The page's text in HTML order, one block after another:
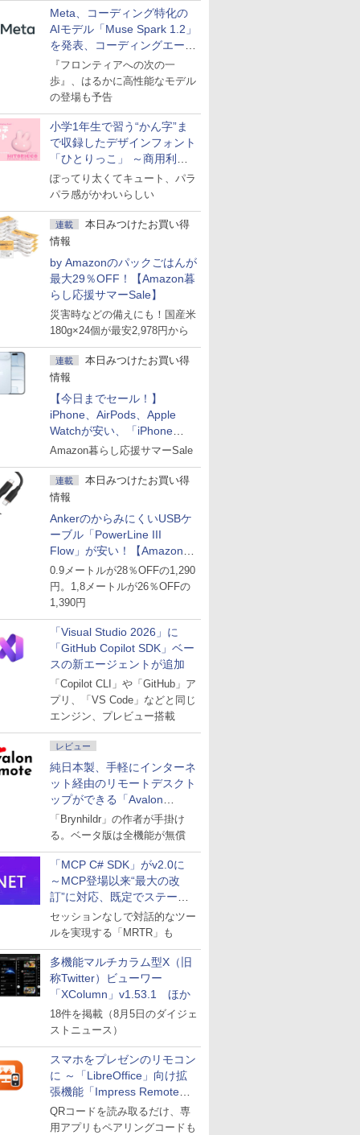
Meta、コーディング特化の
AIモデル「Muse Spark 1.2」
を発表、コーディングエージ
ェント「Muse Code」も
『フロンティアへの次の一
歩』、はるかに高性能なモデル
の登場も予告
小学1年生で習う“かん字”ま
で収録したデザインフォント
「ひとりっこ」 ～商用利用
OK
ぽってり太くてキュート、パラ
パラ感がかわいらしい
連載
本日みつけたお買い得
情報
by Amazonのパックごはんが
最大29％OFF！【Amazon暮
らし応援サマーSale】
災害時などの備えにも！国産米
180g×24個が最安2,978円から
連載
本日みつけたお買い得
情報
【今日までセール！】
iPhone、AirPods、Apple
Watchが安い、「iPhone
Air」256GB版が139,800円な
Amazon暮らし応援サマーSale
連載
本日みつけたお買い得
情報
AnkerのからみにくいUSBケ
ーブル「PowerLine III
Flow」が安い！【Amazon暮
らし応援サマーSale】
0.9メートルが28％OFFの1,290
円。1,8メートルが26％OFFの
1,390円
「Visual Studio 2026」に
「GitHub Copilot SDK」ベー
スの新エージェントが追加
「Copilot CLI」や「GitHub」ア
プリ、「VS Code」などと同じ
エンジン、プレビュー搭載
レビュー
純日本製、手軽にインターネ
ット経由のリモートデスクト
ップができる「Avalon
remote」
「Brynhildr」の作者が手掛け
る。ベータ版は全機能が無償
「MCP C# SDK」がv2.0に
～MCP登場以来“最大の改
訂”に対応、既定でステート
レスへ
セッションなしで対話的なツー
ルを実現する「MRTR」も
多機能マルチカラム型X（旧
称Twitter）ビューワー
「XColumn」v1.53.1 ほか
18件を掲載（8月5日のダイジェ
ストニュース）
スマホをプレゼンのリモコン
に ～「LibreOffice」向け拡
張機能「Impress Remote」
が公開
QRコードを読み取るだけ、専
用アプリもペアリングコードも